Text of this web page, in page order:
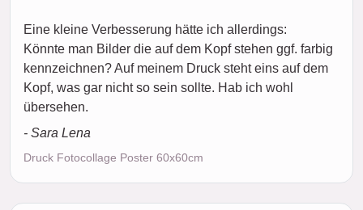
Eine kleine Verbesserung hätte ich allerdings:
Könnte man Bilder die auf dem Kopf stehen ggf. farbig
kennzeichnen? Auf meinem Druck steht eins auf dem
Kopf, was gar nicht so sein sollte. Hab ich wohl
übersehen.
- Sara Lena
Druck Fotocollage Poster 60x60cm